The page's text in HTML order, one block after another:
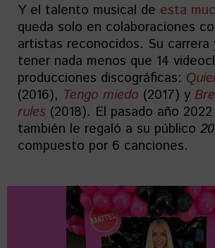
Y el talento musical de esta
queda solo en colaboraciones
artistas reconocidos. Su carrera
tener nada menos que 14
producciones discográficas:
(2016), Tengo miedo (2017) y
rules (2018). El pasado año
también le regaló a su público
compuesto por 6 canciones.